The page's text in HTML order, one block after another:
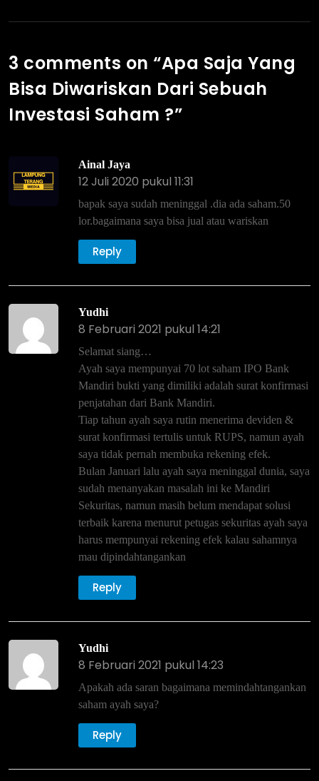
3 comments on “Apa Saja Yang
Bisa Diwariskan Dari Sebuah
Investasi Saham ?”
Ainal Jaya
12 Juli 2020 pukul 11:31
bapak saya sudah meninggal .dia ada saham.50
lor.bagaimana saya bisa jual atau wariskan
Reply
Yudhi
8 Februari 2021 pukul 14:21
Selamat siang…
Ayah saya mempunyai 70 lot saham IPO Bank
Mandiri bukti yang dimiliki adalah surat konfirmasi
penjatahan dari Bank Mandiri.
Tiap tahun ayah saya rutin menerima deviden &
surat konfirmasi tertulis untuk RUPS, namun ayah
saya tidak pernah membuka rekening efek.
Bulan Januari lalu ayah saya meninggal dunia, saya
sudah menanyakan masalah ini ke Mandiri
Sekuritas, namun masih belum mendapat solusi
terbaik karena menurut petugas sekuritas ayah saya
harus mempunyai rekening efek kalau sahamnya
mau dipindahtangankan
Reply
Yudhi
8 Februari 2021 pukul 14:23
Apakah ada saran bagaimana memindahtangankan
saham ayah saya?
Reply